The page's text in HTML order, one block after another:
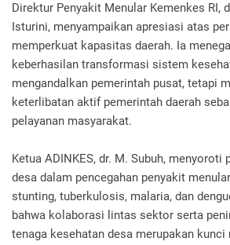
Direktur Penyakit Menular Kemenkes RI,
Isturini, menyampaikan apresiasi atas
memperkuat kapasitas daerah. Ia
keberhasilan transformasi sistem
mengandalkan pemerintah pusat, tetapi
keterlibatan aktif pemerintah daerah
pelayanan masyarakat.
Ketua ADINKES, dr. M. Subuh, menyoroti
desa dalam pencegahan penyakit
stunting, tuberkulosis, malaria, dan
bahwa kolaborasi lintas sektor serta
tenaga kesehatan desa merupakan